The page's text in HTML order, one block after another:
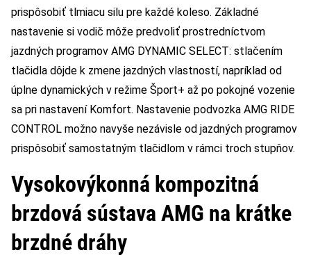
prispôsobiť tlmiacu silu pre každé koleso. Základné
nastavenie si vodič môže predvoliť prostredníctvom
jazdných programov AMG DYNAMIC SELECT: stlačením
tlačidla dôjde k zmene jazdných vlastností, napríklad od
úplne dynamických v režime Šport+ až po pokojné vozenie
sa pri nastavení Komfort. Nastavenie podvozka AMG RIDE
CONTROL možno navyše nezávisle od jazdných programov
prispôsobiť samostatným tlačidlom v rámci troch stupňov.
Vysokovýkonná kompozitná
brzdová sústava AMG na krátke
brzdné dráhy